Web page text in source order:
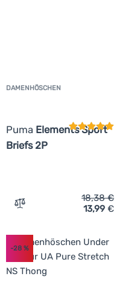
Puma Elements
DAMENHÖSCHEN
Puma Elements Sport
Briefs 2P
Zum Vergleich
18,38€
13,99 €
-28%